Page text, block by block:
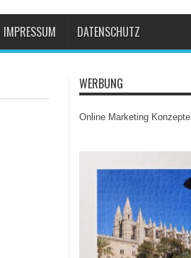
IMPRESSUM DATENSCHUTZ
WERBUNG
Online Marketing Konzepte